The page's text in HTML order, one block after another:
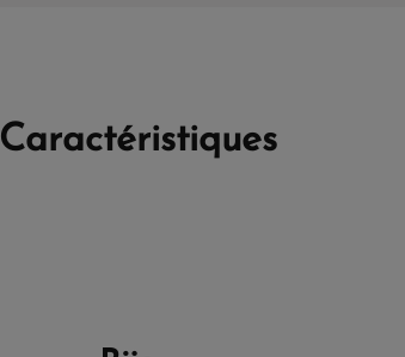
Caractéristiques